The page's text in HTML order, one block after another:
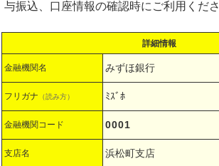
与振込、口座情報の確認時にご利用くださ
詳細情報
金融機関名 みずほ銀行
フリガナ （読み方） ﾐｽﾞﾎ
金融機関コード 0001
支店名 浜松町支店